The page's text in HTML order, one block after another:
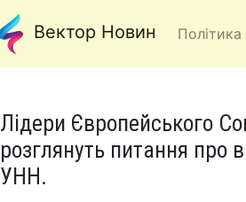
Вектор Новин Політика
Лідери Європейського
розглянуть питання про
УНН.